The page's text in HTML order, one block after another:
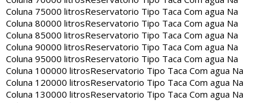
Coluna 75000 litrosReservatorio Tipo Taca Com agua Na
Coluna 80000 litrosReservatorio Tipo Taca Com agua Na
Coluna 85000 litrosReservatorio Tipo Taca Com agua Na
Coluna 90000 litrosReservatorio Tipo Taca Com agua Na
Coluna 95000 litrosReservatorio Tipo Taca Com agua Na
Coluna 100000 litrosReservatorio Tipo Taca Com agua Na
Coluna 120000 litrosReservatorio Tipo Taca Com agua Na
Coluna 130000 litrosReservatorio Tipo Taca Com agua Na